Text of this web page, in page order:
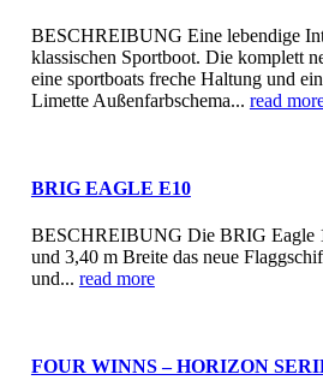
BESCHREIBUNG Eine lebendige
klassischen Sportboot. Die komplett
eine sportboats freche Haltung und
Limette Außenfarbschema... read
BRIG EAGLE E10
BESCHREIBUNG Die BRIG Eagle
und 3,40 m Breite das neue
und... read more
FOUR WINNS – HORIZON